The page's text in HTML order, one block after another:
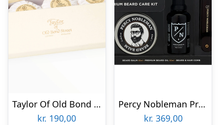
Taylor Of Old Bond Street Gavesæt med Håndsæber, Sandeltræ, 3 stk.
kr. 190,00
Percy Nobleman Premium Beard Care Kit
kr. 369,00